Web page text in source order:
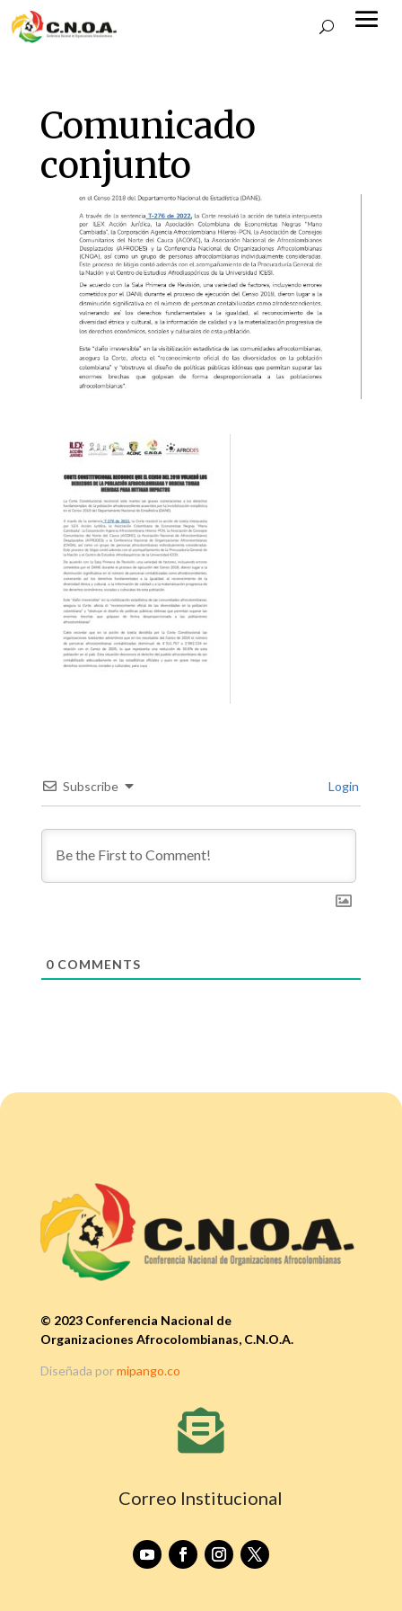
Comunicado
conjunto
Subscribe Login
0COMMENTS
© 2023 Conferencia Nacional de
Organizaciones Afrocolombianas, C.N.O.A.
Diseñada pormipango.co

Correo Institucional